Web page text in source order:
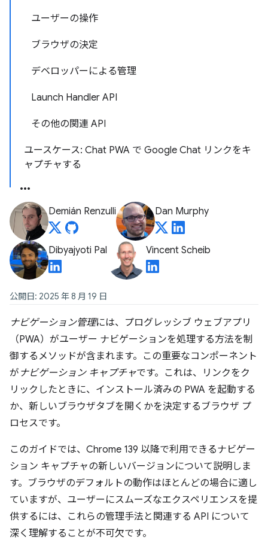
ユーザーの操作
ブラウザの決定
デベロッパーによる管理
Launch Handler API
その他の関連 API
ユースケース: Chat PWA で Google Chat リンクをキ
ャプチャする
Demián Renzulli Dan Murphy
Dibyajyoti Pal Vincent Scheib
公開日: 2025 年 8 月 19 日
ナビゲーション管理には、プログレッシブ ウェブアプリ
（PWA）がユーザー ナビゲーションを処理する方法を制
御するメソッドが含まれます。この重要なコンポーネント
が ナビゲーション キャプチャです。これは、リンクをク
リックしたときに、インストール済みの PWA を起動する
か、新しいブラウザタブを開くかを決定するブラウザ プ
ロセスです。
このガイドでは、Chrome 139 以降で利用できるナビゲー
ション キャプチャの新しいバージョンについて説明しま
す。ブラウザのデフォルトの動作はほとんどの場合に適し
ていますが、ユーザーにスムーズなエクスペリエンスを提
供するには、これらの管理手法と関連する API について
深く理解することが不可欠です。